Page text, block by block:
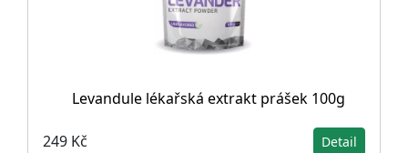
Levandule lékařská extrakt prášek 100g
249 Kč Detail